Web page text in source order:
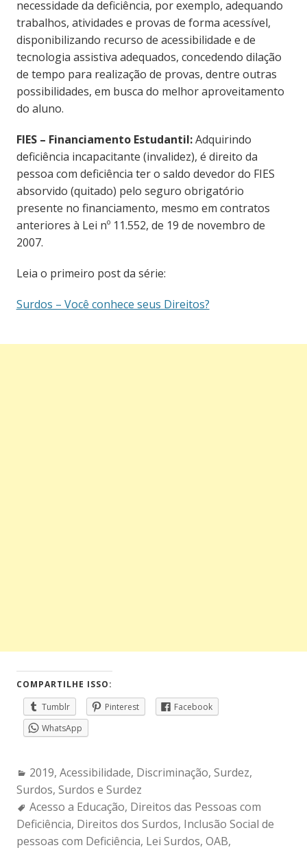
necessidade da deficiência, por exemplo, adequando
trabalhos, atividades e provas de forma acessível,
disponibilizando recurso de acessibilidade e de
tecnologia assistiva adequados, concedendo dilação
de tempo para realização de provas, dentre outras
possibilidades, em busca do melhor aproveitamento
do aluno.
FIES – Financiamento Estudantil:Adquirindo
deficiência incapacitante (invalidez), é direito da
pessoa com deficiência ter o saldo devedor do FIES
absorvido (quitado) pelo seguro obrigatório
presente no financiamento, mesmo em contratos
anteriores à Lei nº 11.552, de 19 de novembro de
2007.
Leia o primeiro post da série:
Surdos – Você conhece seus Direitos?
COMPARTILHE ISSO:
Tumblr
Pinterest
Facebook
WhatsApp
Categories:
2019, Acessibilidade, Discriminação, Surdez,
Surdos, Surdos e Surdez
Tags:
Acesso a Educação, Direitos das Pessoas com
Deficiência, Direitos dos Surdos, Inclusão Social de
pessoas com Deficiência, Lei Surdos, OAB,